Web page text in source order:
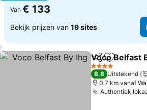
Van € 133
Bekijk prijzen van 19 sites
Delen
Voco Belfast
4 Sterren
8,8 Uitstekend
0.7 km vanaf
Authentiek